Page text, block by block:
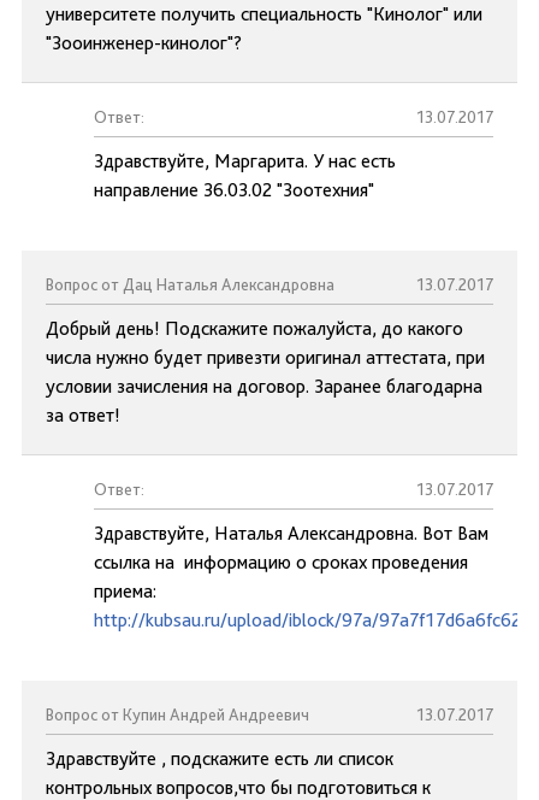
университете получить специальность "Кинолог" или
"Зооинженер-кинолог"?
Ответ: 13.07.2017
Здравствуйте, Маргарита. У нас есть
направление 36.03.02 "Зоотехния"
Вопрос от Дац Наталья Александровна 13.07.2017
Добрый день! Подскажите пожалуйста, до какого
числа нужно будет привезти оригинал аттестата, при
условии зачисления на договор. Заранее благодарна
за ответ!
Ответ: 13.07.2017
Здравствуйте, Наталья Александровна. Вот Вам
ссылка на информацию о сроках проведения
приема:
http://kubsau.ru/upload/iblock/97a/
Вопрос от Купин Андрей Андреевич 13.07.2017
Здравствуйте , подскажите есть ли список
контрольных вопросов,что бы подготовиться к